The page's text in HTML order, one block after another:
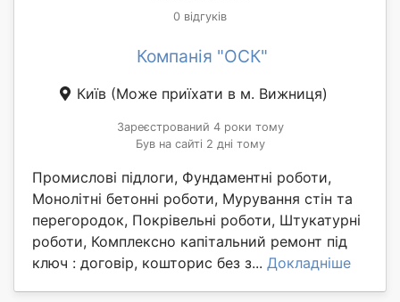
0 відгуків
Компанія "ОСК"
Київ (Може приїхати в м. Вижниця)
Зареєстрований 4 роки тому
Був на сайті 2 дні тому
Промислові підлоги, Фундаментні роботи,
Монолітні бетонні роботи, Мурування стін та
перегородок, Покрівельні роботи, Штукатурні
роботи, Комплексно капітальний ремонт під
ключ : договір, кошторис без з... Докладніше